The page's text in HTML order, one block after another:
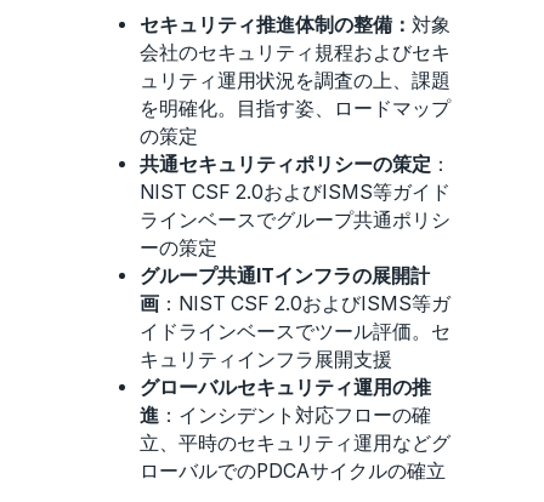
セキュリティ推進体制の整備： 対象
会社のセキュリティ規程およびセキ
ュリティ運用状況を調査の上、課題
を明確化。目指す姿、ロードマップ
の策定
共通セキュリティポリシーの策定 ：
NIST CSF 2.0およびISMS等ガイド
ラインベースでグループ共通ポリシ
ーの策定
グループ共通ITインフラの展開計
画：NIST CSF 2.0およびISMS等ガ
イドラインベースでツール評価。セ
キュリティインフラ展開支援
グローバルセキュリティ運用の推
進：インシデント対応フローの確
立、平時のセキュリティ運用などグ
ローバルでのPDCAサイクルの確立